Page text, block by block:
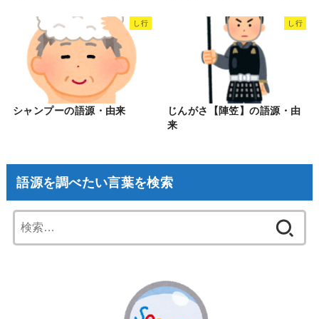
し行
シャンプーの語源・由来
し行
じんがさ【陣笠】の語源・由
来
語源を調べたい言葉を検索
索: